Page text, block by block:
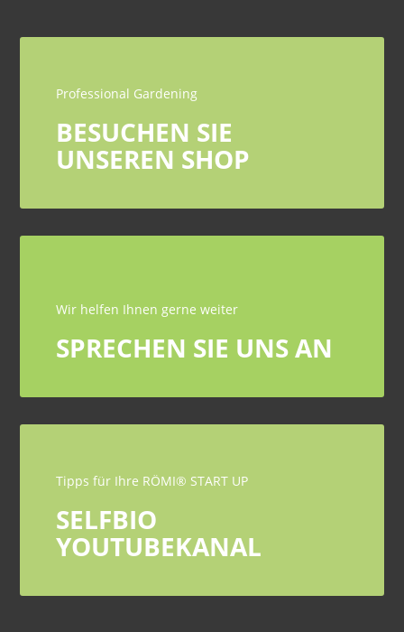
Professional Gardening
BESUCHEN SIE
UNSEREN SHOP
Wir helfen Ihnen gerne weiter
SPRECHEN SIE UNS AN
Tipps für Ihre RÖMI® START UP
SELFBIO
YOUTUBEKANAL